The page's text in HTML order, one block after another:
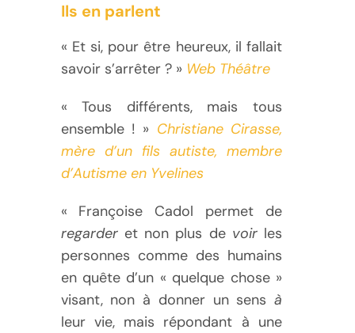
Ils en parlent
« Et si, pour être heureux, il fallait
savoir s’arrêter ? » Web Théâtre
« Tous différents, mais tous
ensemble ! » Christiane Cirasse,
mère d’un fils autiste, membre
d’Autisme en Yvelines
« Françoise Cadol permet de
regarderet non plus de voirles
personnes comme des humains
en quête d’un « quelque chose »
visant, non à donner un sensà
leur vie, mais répondant à une